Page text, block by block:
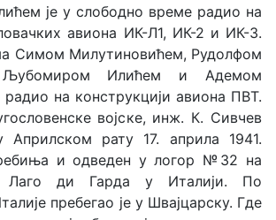
је у слободно време радио на
авиона ИК-Л1, ИК-2 и ИК-3.
Симом Милутиновићем, Рудолфом
Илићем и Адемом
на конструкцији авиона ПВТ.
војске, инж. К. Сивчев
Априлском рату 17. априла 1941.
и одведен у логор №32 на
Лаго ди Гарда у Италији. По
пребегао је у Швајцарску. Где